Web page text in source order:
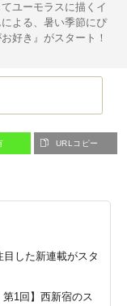
ユーモラスに描くイ
よる、暑い季節にぴ
好き』がスタート！
URLコピー
した新連載がスタ
第1回】西新宿のス